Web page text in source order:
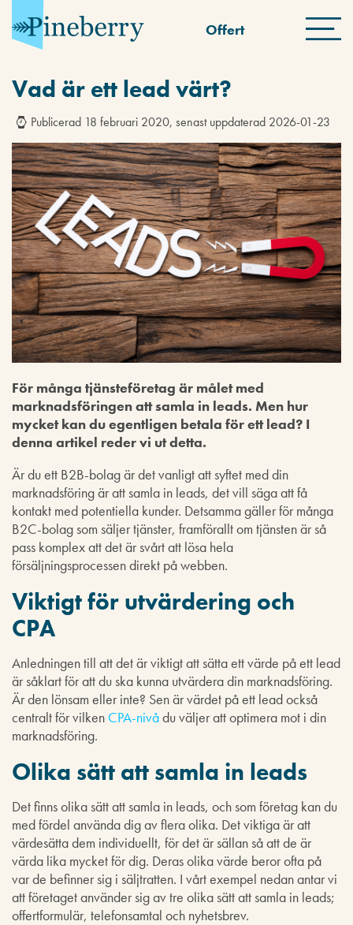
Offert
Vad är ett lead värt?
Publicerad 18 februari 2020, senast uppdaterad 2026-01-23
För många tjänsteföretag är målet med
marknadsföringen att samla in leads. Men hur
mycket kan du egentligen betala för ett lead? I
denna artikel reder vi ut detta.
Är du ett B2B-bolag är det vanligt att syftet med din
marknadsföring är att samla in leads, det vill säga att få
kontakt med potentiella kunder. Detsamma gäller för många
B2C-bolag som säljer tjänster, framförallt om tjänsten är så
pass komplex att det är svårt att lösa hela
försäljningsprocessen direkt på webben.
Viktigt för utvärdering och
CPA
Anledningen till att det är viktigt att sätta ett värde på ett lead
är såklart för att du ska kunna utvärdera din marknadsföring.
Är den lönsam eller inte? Sen är värdet på ett lead också
centralt för vilken CPA-nivådu väljer att optimera mot i din
marknadsföring.
Olika sätt att samla in leads
Det finns olika sätt att samla in leads, och som företag kan du
med fördel använda dig av flera olika. Det viktiga är att
värdesätta dem individuellt, för det är sällan så att de är
värda lika mycket för dig. Deras olika värde beror ofta på
var de befinner sig i säljtratten. I vårt exempel nedan antar vi
att företaget använder sig av tre olika sätt att samla in leads;
offertformulär, telefonsamtal och nyhetsbrev.